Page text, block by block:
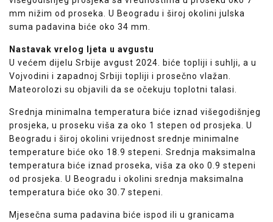
mm nižim od proseka. U Beogradu i široj okolini julska
suma padavina biće oko 34 mm.
Nastavak vrelog ljeta u avgustu
U većem dijelu Srbije avgust 2024. biće topliji i suhlji, a u
Vojvodini i zapadnoj Srbiji topliji i prosečno vlažan.
Mateorolozi su objavili da se očekuju toplotni talasi.
Srednja minimalna temperatura biće iznad višegodišnjeg
prosjeka, u proseku viša za oko 1 stepen od prosjeka. U
Beogradu i široj okolini vrijednost srednje minimalne
temperature biće oko 18.9 stepeni. Srednja maksimalna
temperatura biće iznad proseka, viša za oko 0.9 stepeni
od prosjeka. U Beogradu i okolini srednja maksimalna
temperatura biće oko 30.7 stepeni.
Mjesečna suma padavina biće ispod ili u granicama